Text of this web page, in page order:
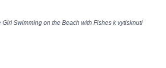
Swimming on the Beach with Fishes k vytisknutí